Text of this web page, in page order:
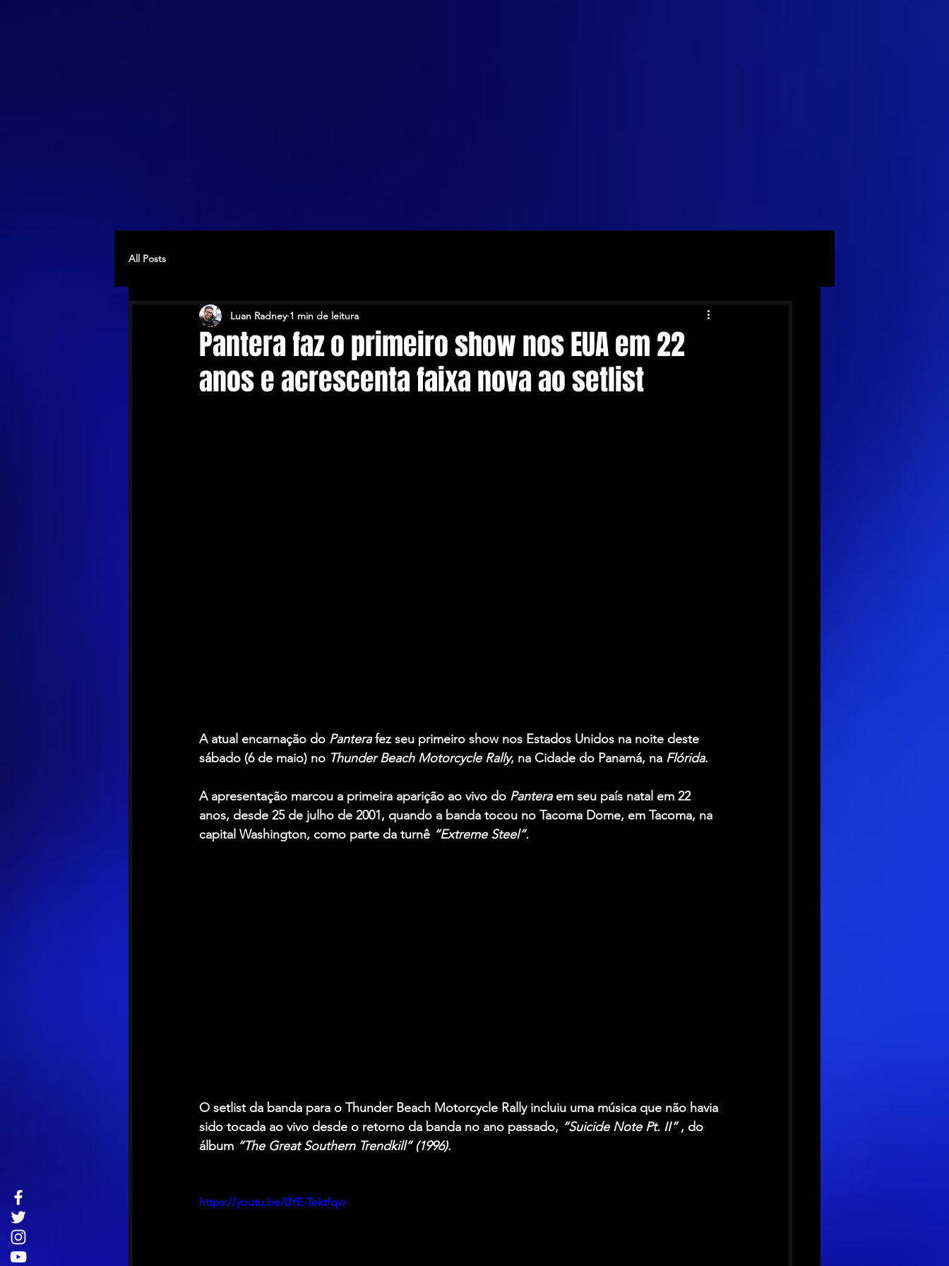
All Posts
Pantera faz o primeiro show nos EUA em 22
anos e acrescenta faixa nova ao setlist
Luan Radney 1 min de leitura
A atual encarnação do Pantera fez seu primeiro show nos Estados Unidos na noite deste
sábado (6 de maio) no Thunder Beach Motorcycle Rally, na Cidade do Panamá, na Flórida.
A apresentação marcou a primeira aparição ao vivo do Pantera em seu país natal em 22
anos, desde 25 de julho de 2001, quando a banda tocou no Tacoma Dome, em Tacoma, na
capital Washington, como parte da turnê “Extreme Steel”.
O setlist da banda para o Thunder Beach Motorcycle Rally incluiu uma música que não havia
sido tocada ao vivo desde o retorno da banda no ano passado, “Suicide Note Pt. II” , do
álbum “The Great Southern Trendkill” (1996).
https://youtu.be/0YE-Tektfqw